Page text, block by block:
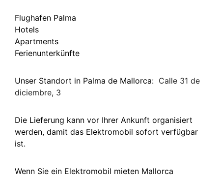
Flughafen Palma
Hotels
Apartments
Ferienunterkünfte
Unser Standort in Palma de Mallorca: Calle 31 de
diciembre, 3
Die Lieferung kann vor Ihrer Ankunft organisiert
werden, damit das Elektromobil sofort verfügbar
ist.
Wenn Sie ein Elektromobil mieten Mallorca